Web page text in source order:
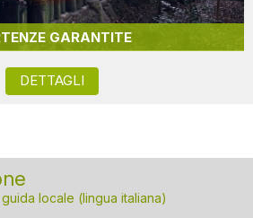
GARANTITE
DETTAGLI
locale (lingua italiana)